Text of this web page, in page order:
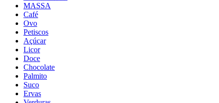
MASSA
Café
Ovo
Petiscos
Açúcar
Licor
Doce
Chocolate
Palmito
Suco
Ervas